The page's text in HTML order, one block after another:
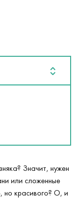
Значит, нужен
или сложенные
но красивого? О, и